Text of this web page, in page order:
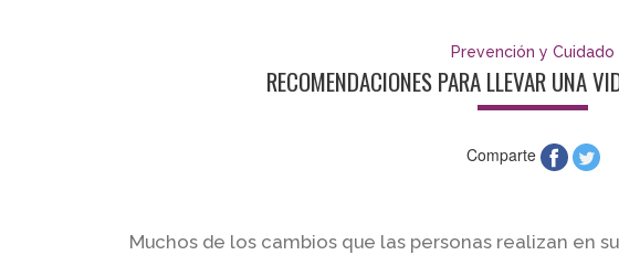
Prevención y Cuidado
RECOMENDACIONES PARA LLEVAR UNA
Comparte
Muchos de los cambios que las personas realizan en